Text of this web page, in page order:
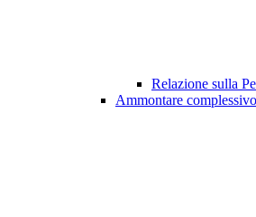
Relazione sulla
Ammontare